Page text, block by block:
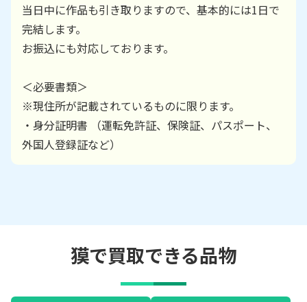
当日中に作品も引き取りますので、基本的には1日で
完結します。
お振込にも対応しております。
＜必要書類＞
※現住所が記載されているものに限ります。
・身分証明書 （運転免許証、保険証、パスポート、
外国人登録証など）
獏で買取できる品物